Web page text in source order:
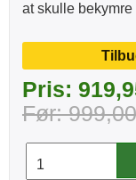
at skulle bekymre
Pris:
Før: 999,00